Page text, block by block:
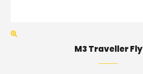
M3 Traveller Fly